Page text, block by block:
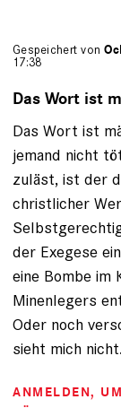
Gespeichert von
17:38
Das Wort ist
Das Wort ist
jemand nicht
zuläst, ist der
christlicher
der Exegese
eine Bombe im
Minenlegers
Oder noch
sieht mich nicht.
ANMELDEN,